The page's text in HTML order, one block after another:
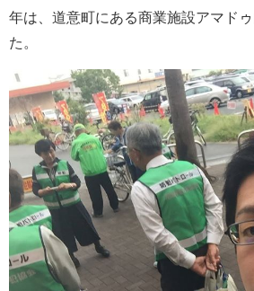
年は、道意町にある商業施設アマドゥ
た。